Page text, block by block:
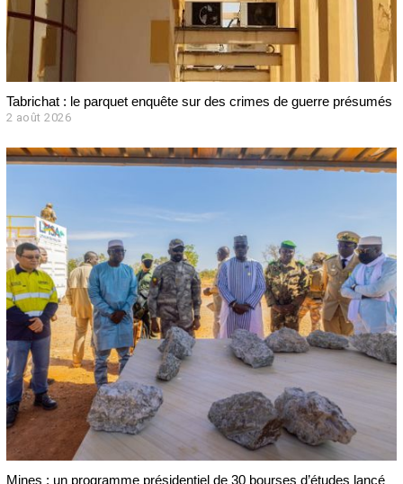
Tabrichat : le parquet enquête sur des crimes de guerre présumés
2 août 2026
o
û
2
Mines : un programme présidentiel de 30 bourses d’études lancé